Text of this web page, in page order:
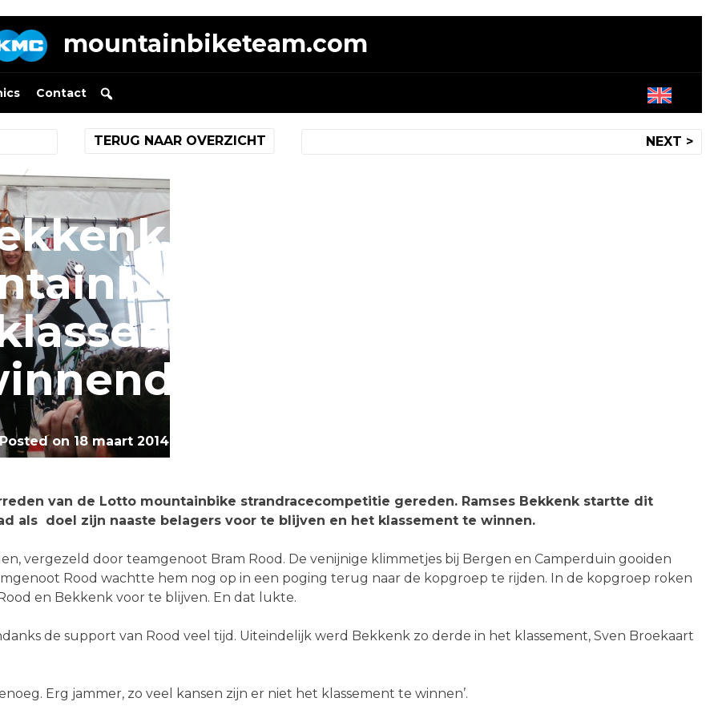
mountainbiketeam.com
Contact
NEXT >
TERUG NAAR OVERZICHT
kan Lotto
niet
afsluiten
Posted on 18 maart 2014
van de Lotto mountainbike strandracecompetitie gereden. Ramses Bekkenk startte dit
als doel zijn naaste belagers voor te blijven en het klassement te winnen.
vergezeld door teamgenoot Bram Rood. De venijnige klimmetjes bij Bergen en Camperduin gooiden
Rood wachtte hem nog op in een poging terug naar de kopgroep te rijden. In de kopgroep roken
en Bekkenk voor te blijven. En dat lukte.
de support van Rood veel tijd. Uiteindelijk werd Bekkenk zo derde in het klassement, Sven Broekaart
Erg jammer, zo veel kansen zijn er niet het klassement te winnen’.